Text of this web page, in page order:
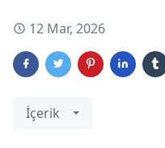
12 Mar, 2026
İçerik